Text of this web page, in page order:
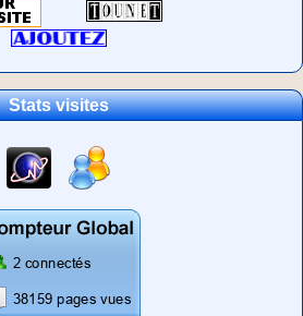
Stats visites